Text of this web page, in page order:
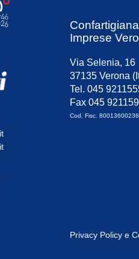
Imprese
Via Selenia, 16
37135 Verona
Tel. 045
Fax 045
Cod. Fisc. 80013600236
Privacy Policy e